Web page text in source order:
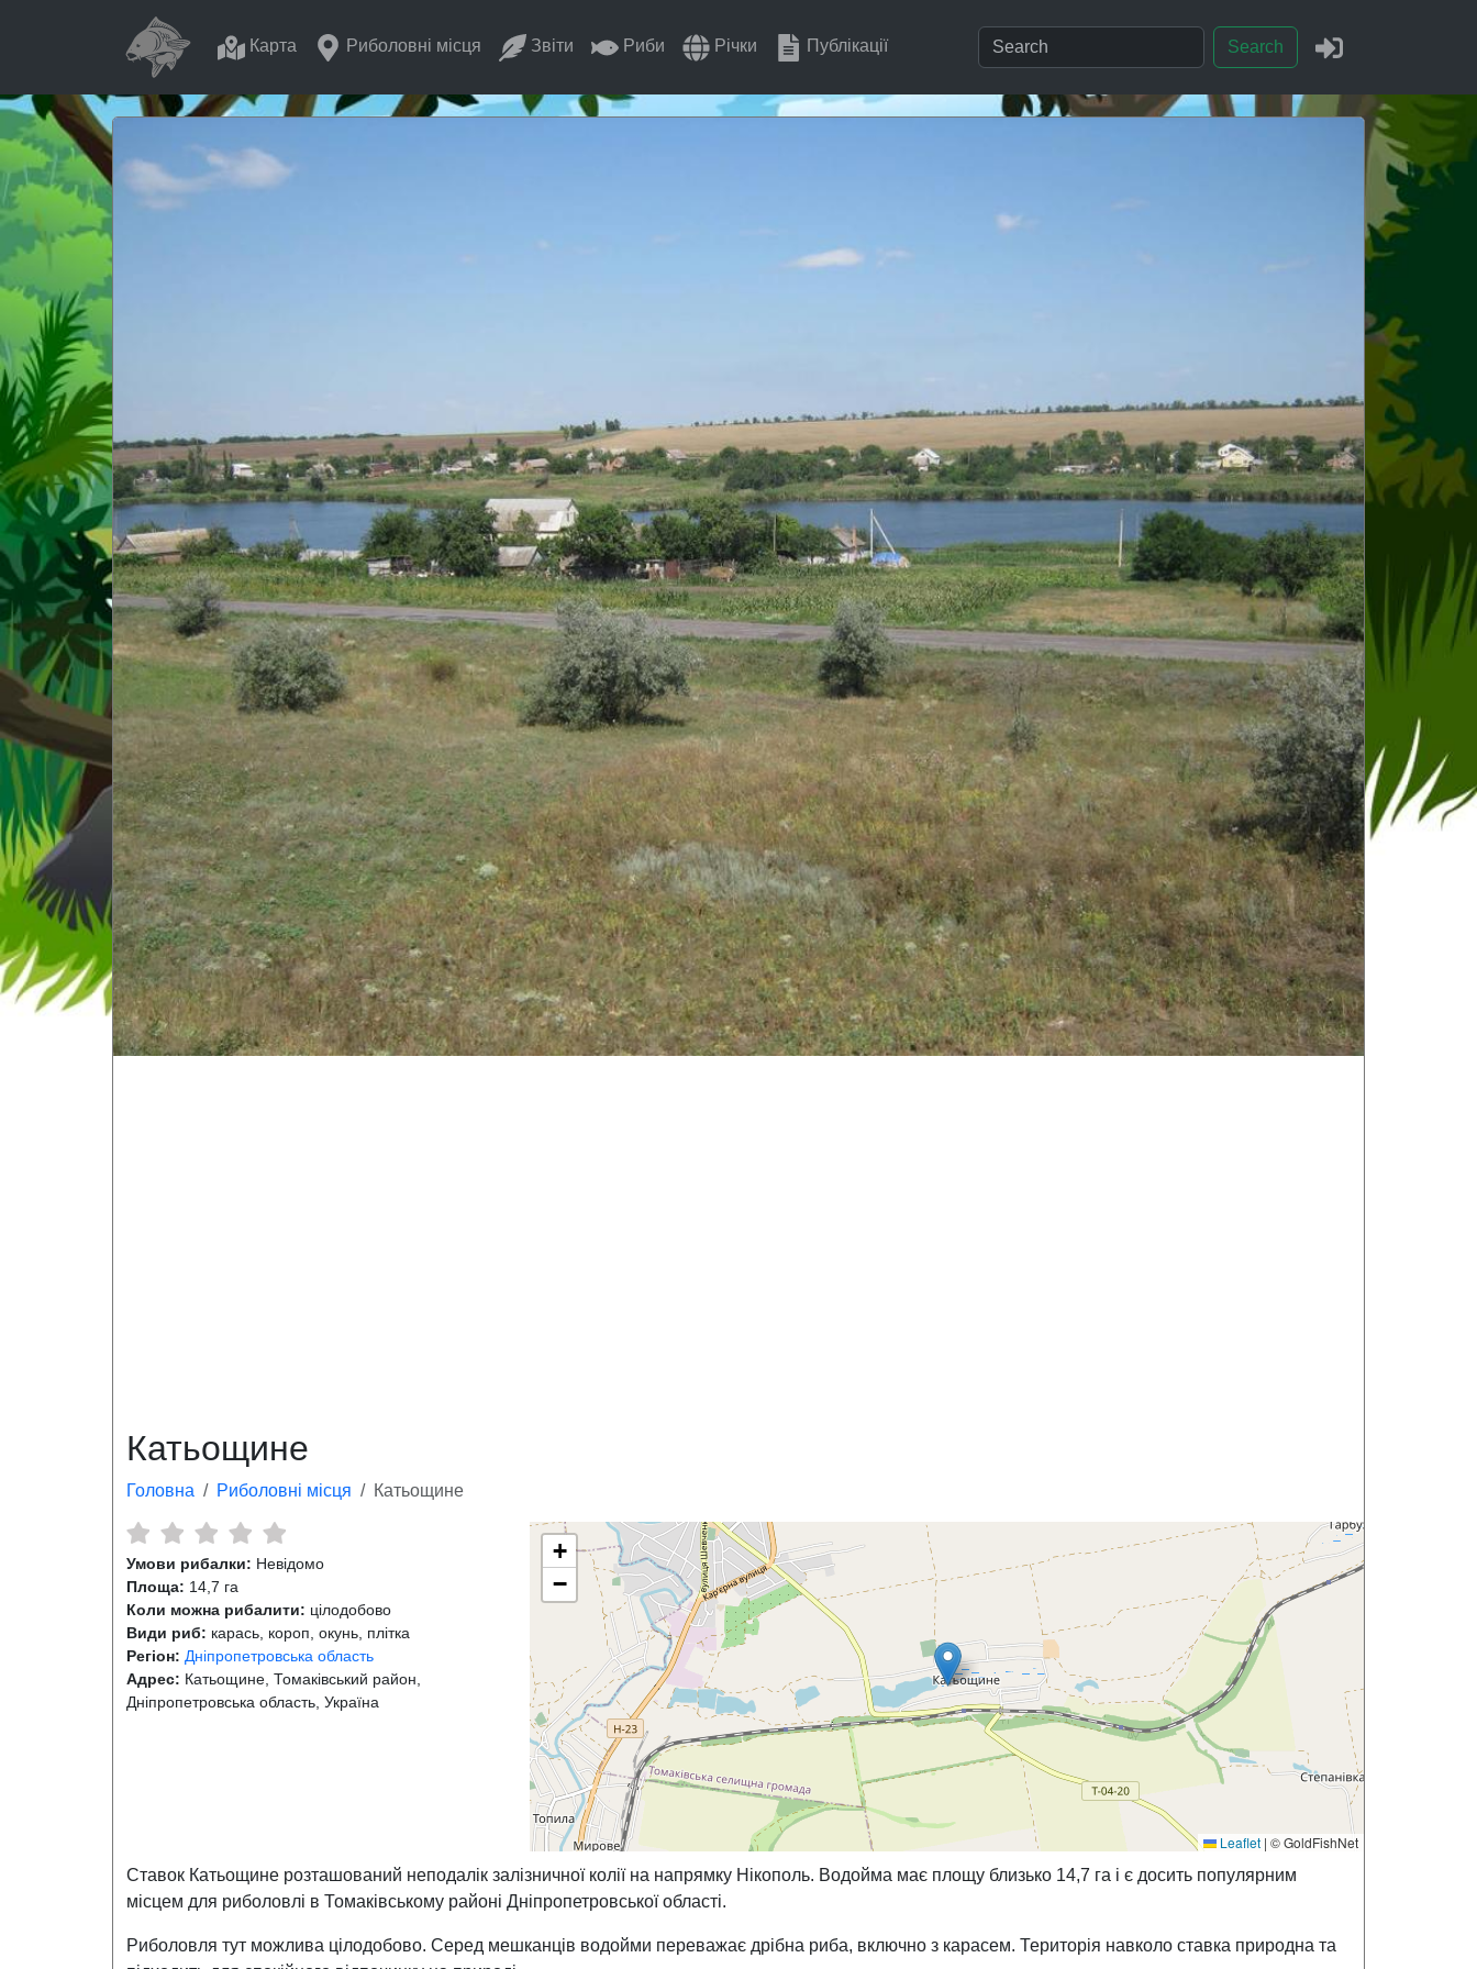
Карта Риболовні місця Звіти Риби Річки Публікації Search
Катьощине
Головна Риболовні місця Катьощине
Умови рибалки: Невідомо
Площа: 14,7 га
Коли можна рибалити: цілодобово
Види риб: карась, короп, окунь, плітка
Регіон: Дніпропетровська область
Адрес: Катьощине, Томаківський район,
Дніпропетровська область, Україна
+
−
Leaflet | © GoldFishNet
Ставок Катьощине розташований неподалік залізничної колії на напрямку Нікополь. Водойма має площу близько 14,7 га і є досить популярним
місцем для риболовлі в Томаківському районі Дніпропетровської області.
Риболовля тут можлива цілодобово. Серед мешканців водойми переважає дрібна риба, включно з карасем. Територія навколо ставка природна та